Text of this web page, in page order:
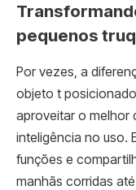
pequenos
Por vezes, a
objeto t
aproveitar o melhor
inteligência no uso.
funções e
manhãs corridas